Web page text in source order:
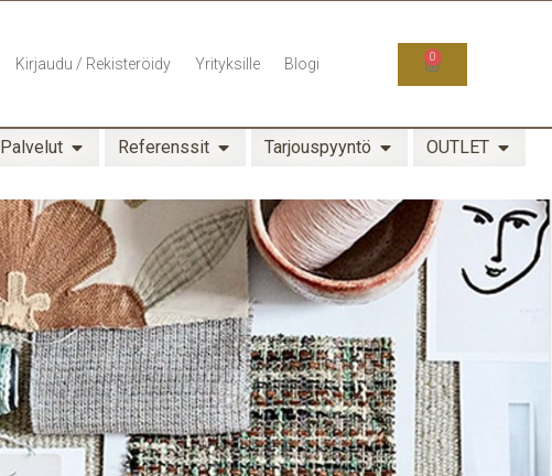
Kirjaudu / Rekisteröidy Yrityksille Blogi 0
Palvelut Referenssit Tarjouspyyntö OUTLET